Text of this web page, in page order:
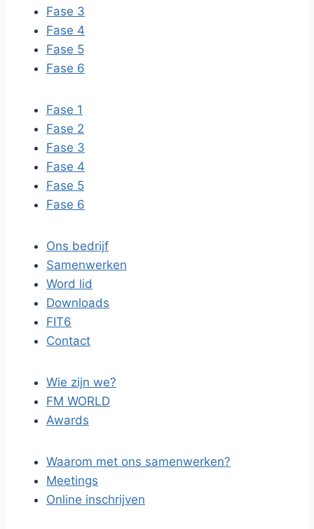
Fase 3
Fase 4
Fase 5
Fase 6
Fase 1
Fase 2
Fase 3
Fase 4
Fase 5
Fase 6
Ons bedrijf
Samenwerken
Word lid
Downloads
FIT6
Contact
Wie zijn we?
FM WORLD
Awards
Waarom met ons samenwerken?
Meetings
Online inschrijven